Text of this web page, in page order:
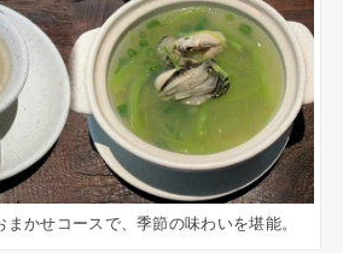
かせコースで、季節の味わいを堪能。